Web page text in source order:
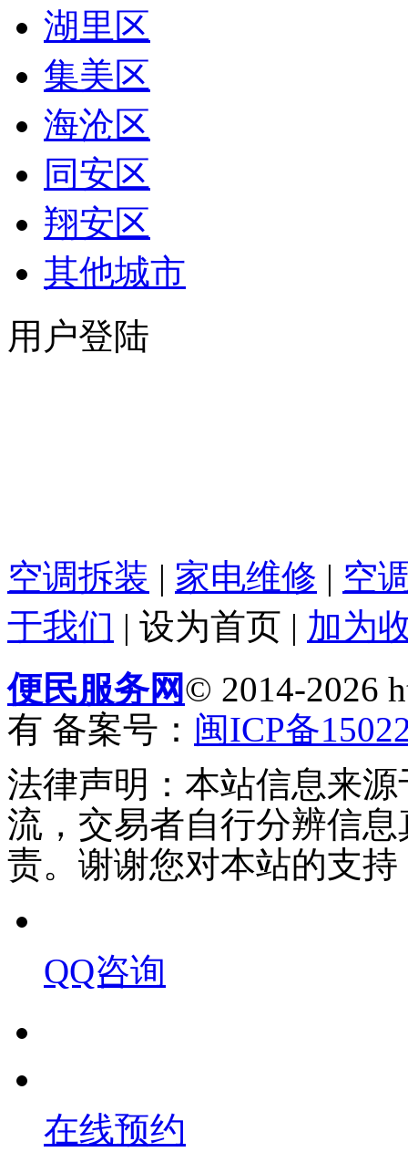
湖里区
集美区
海沧区
同安区
翔安区
其他城市
用户登陆
空调拆装 | 家电维修 | 空
于我们 | 设为首页 | 加为
便民服务网© 2014-2026
有 备案号： 闽ICP备
法律声明：本站信息来
流，交易者自行分辨信
责。谢谢您对本站的支持
QQ咨询
在线预约